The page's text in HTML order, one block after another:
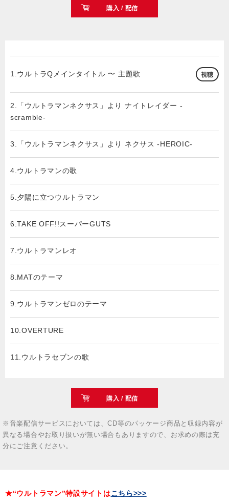
閉じる
購入 / 配信
1.ウルトラQメインタイトル 〜 主題歌 視聴
2.「ウルトラマンネクサス」より ナイトレイダー -
scramble-
3.「ウルトラマンネクサス」より ネクサス -HEROIC-
4.ウルトラマンの歌
5.夕陽に立つウルトラマン
6.TAKE OFF!!スーパーGUTS
7.ウルトラマンレオ
8.MATのテーマ
9.ウルトラマンゼロのテーマ
10.OVERTURE
11.ウルトラセブンの歌
購入 / 配信
※音楽配信サービスにおいては、CD等のパッケージ商品と収録内容が
異なる場合やお取り扱いが無い場合もありますので、お求めの際は充
分にご注意ください。
★“ウルトラマン”特設サイトはこちら>>>